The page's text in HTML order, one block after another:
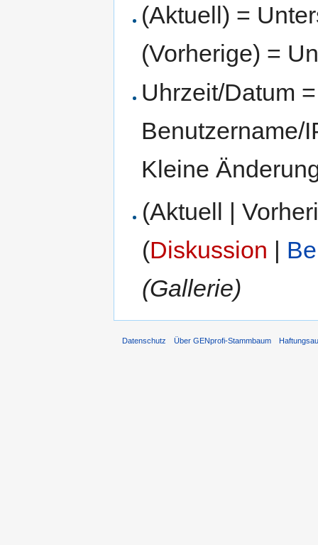
(Aktuell) =
(Vorherige) =
Uhrzeit/Datum
Benutzername/
Kleine
(Aktuell |
(Diskussion |
(Gallerie)
Datenschutz Über GENprofi-Stammbaum